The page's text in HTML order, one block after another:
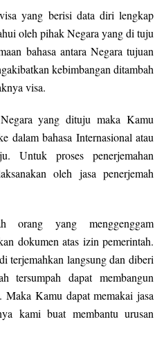
yang berisi data diri lengkap
oleh pihak Negara yang di tuju
bahasa antara Negara tujuan
kebimbangan ditambah
visa.
yang dituju maka Kamu
dalam bahasa Internasional atau
Untuk proses penerjemahan
oleh jasa penerjemah
orang yang menggenggam
dokumen atas izin pemerintah.
terjemahkan langsung dan diberi
tersumpah dapat membangun
Kamu dapat memakai jasa
kami buat membantu urusan